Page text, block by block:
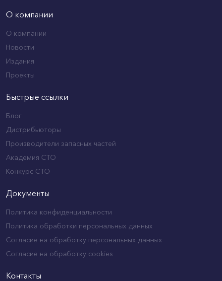
О компании
О компании
Новости
Издания
Проекты
Быстрые ссылки
Блог
Дистрибьюторы
Производители запасных частей
Академия СТО
Конкурс СТО
Документы
Политика конфиденциальности
Политика обработки персональных данных
Согласие на обработку персональных данных
Согласие на обработку cookies
Контакты